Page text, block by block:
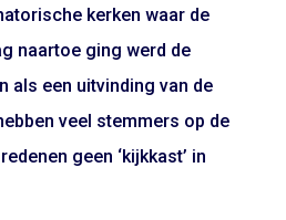
kerken waar de
naartoe ging werd de
als een uitvinding van de
veel stemmers op de
geen ‘kijkkast’ in